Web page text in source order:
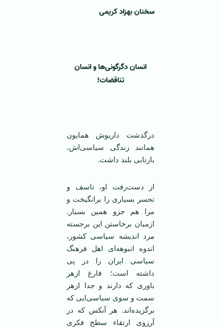
سخنان بهزاد کریمی
انسان دگرگونی‌ها و انسان
تناقضات!
درگذشت داریوش همایون
همانند زندگی سیاسی‌اش،
بازتابی بلند داشت.
از دست‌رفت او، تاسف و
تحسر بسیاری را برانگیخت و
مرا هم جزو همین بسیار.
ازمیان برخاستن این برجسته
مرد اندیشه سیاسی کشور،
اندوه انبوهه‌ای اهل فرهنگ
سیاسی ایران را در پی
داشته است؛ فارغ ازهر
باوری که دارند و جدا ازهر
سمت و سوی سیاسی‌ایی که
برگزیده‌اند. هر آنکس که در
آرزوی ارتقاء سطح فکری